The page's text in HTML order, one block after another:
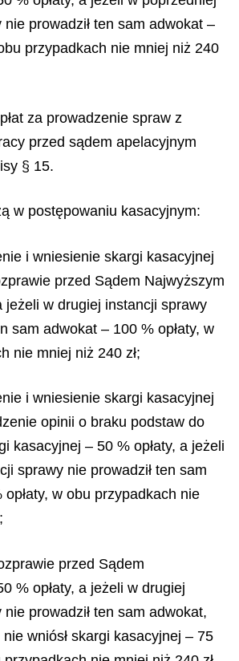
prowadził ten sam adwokat –
przypadkach nie mniej niż 240
za prowadzenie spraw z
przed sądem apelacyjnym
§ 15.
w postępowaniu kasacyjnym:
i wniesienie skargi kasacyjnej
przed Sądem Najwyższym
jeżeli w drugiej instancji sprawy
sam adwokat – 100 % opłaty, w
nie mniej niż 240 zł;
i wniesienie skargi kasacyjnej
opinii o braku podstaw do
kasacyjnej – 50 % opłaty, a jeżeli
sprawy nie prowadził ten sam
w obu przypadkach nie
przed Sądem
% opłaty, a jeżeli w drugiej
prowadził ten sam adwokat,
nie wniósł skargi kasacyjnej – 75